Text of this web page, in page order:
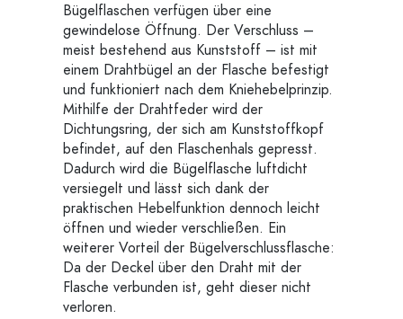
Bügelflaschen verfügen über eine
gewindelose Öffnung. Der Verschluss –
meist bestehend aus Kunststoff – ist mit
einem Drahtbügel an der Flasche befestigt
und funktioniert nach dem Kniehebelprinzip.
Mithilfe der Drahtfeder wird der
Dichtungsring, der sich am Kunststoffkopf
befindet, auf den Flaschenhals gepresst.
Dadurch wird die Bügelflasche luftdicht
versiegelt und lässt sich dank der
praktischen Hebelfunktion dennoch leicht
öffnen und wieder verschließen. Ein
weiterer Vorteil der Bügelverschlussflasche:
Da der Deckel über den Draht mit der
Flasche verbunden ist, geht dieser nicht
verloren.